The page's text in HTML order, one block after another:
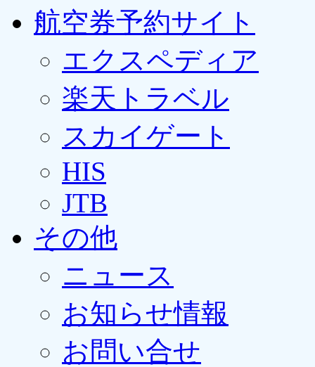
航空券予約サイト
エクスペディア
楽天トラベル
スカイゲート
HIS
JTB
その他
ニュース
お知らせ情報
お問い合せ